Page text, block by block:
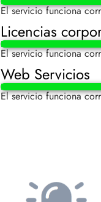
El servicio funciona
Licencias
El servicio funciona
Web Servicios
El servicio funciona